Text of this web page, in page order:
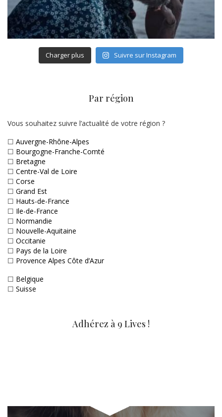
Charger plus Suivre sur Instagram
Par région
Vous souhaitez suivre l’actualité de votre région ?
☐ Auvergne-Rhône-Alpes
☐ Bourgogne-Franche-Comté
☐ Bretagne
☐ Centre-Val de Loire
☐ Corse
☐ Grand Est
☐ Hauts-de-France
☐ Ile-de-France
☐ Normandie
☐ Nouvelle-Aquitaine
☐ Occitanie
☐ Pays de la Loire
☐ Provence Alpes Côte d’Azur
☐ Belgique
☐ Suisse
Adhérez à 9 Lives !